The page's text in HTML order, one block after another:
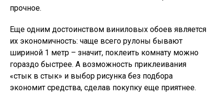
прочное.
Еще одним достоинством виниловых обоев является
их экономичность: чаще всего рулоны бывают
шириной 1 метр – значит, поклеить комнату можно
гораздо быстрее. А возможность приклеивания
«стык в стык» и выбор рисунка без подбора
экономит средства, сделав покупку еще приятнее.